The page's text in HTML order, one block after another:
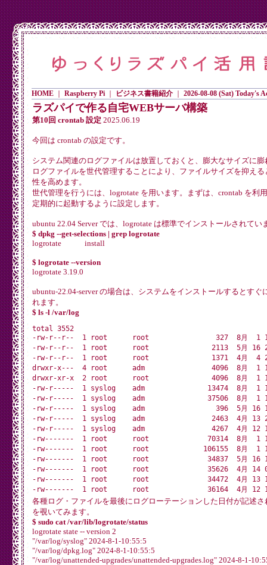
HOME｜ Raspberry Pi｜ ビジネス書籍紹介｜ 2026-08-08 (Sat) Today's
ラズパイで作る自宅WEBサーバ構築
第10回 crontab 設定 2025.06.19
今回は crontab の設定です。
システム関連のログファイルは放置しておくと、膨大なサイズに
ログファイルを世代管理することにより、ファイルサイズを抑え
性を高めます。
世代管理を行うには、logrotate を用います。まずは、crontab を利
定期的に起動するように設定します。
ubuntu 22.04 Server では、logrotate は標準でインストールされてい
$ dpkg --get-selections | grep logrotate
logrotate install
$ logrotate --version
logrotate 3.19.0
ubuntu-22.04-server の場合は、システムをインストールするとすぐ
れます。
$ ls -l /var/log
total 3552
-rw-r--r--  1 root      root                327  8月  1
-rw-r--r--  1 root      root               2113  5月 16
-rw-r--r--  1 root      root               1371  4月  4
drwxr-x---  4 root      adm                4096  8月  1
drwxr-xr-x  2 root      root               4096  8月  1
-rw-r-----  1 syslog    adm               13474  8月  1
-rw-r-----  1 syslog    adm               37506  8月  1
-rw-r-----  1 syslog    adm                 396  5月 16
-rw-r-----  1 syslog    adm                2463  4月 13
-rw-r-----  1 syslog    adm                4267  4月 12
-rw-------  1 root      root              70314  8月  1
-rw-------  1 root      root             106155  8月  1
-rw-------  1 root      root              34837  5月 16
-rw-------  1 root      root              35626  4月 14
-rw-------  1 root      root              34472  4月 13
-rw-------  1 root      root              36164  4月 12
-rw-------  1 root      root              35101  4月  4
-rw-------  1 root      root              69163  4月  3
-rw-rw----  1 root      utmp                  0  8月  1
-rw-rw----  1 root      utmp                400  5月 16
-rw-r-----  1 root      adm               62853  8月  1
-rw-r-----  1 syslog    adm             1202631  8月  1
drwxr-xr-x  2 root      root               4096  2月 10
各種ログ・ファイルを最後にログローテーションした日付が記述
を覗いてみます。
$ sudo cat /var/lib/logrotate/status
logrotate state -- version 2
"/var/log/syslog" 2024-8-1-10:55:5
"/var/log/dpkg.log" 2024-8-1-10:55:5
"/var/log/unattended-upgrades/unattended-upgrades.log" 2024-8-1-